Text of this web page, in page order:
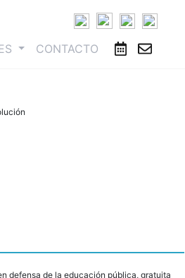
CONTACTO
defensa de la educación pública, gratuita